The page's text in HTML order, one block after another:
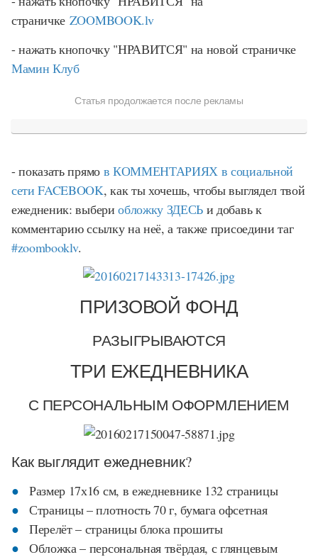
страничке ZOOMBOOK.lv
- нажать кнопочку "НРАВИТСЯ" на новой страничке
Мамин Клуб
Статья продолжается после рекламы
- показать прямо в КОММЕНТАРИЯХ в социальной
сети FACEBOOK, как ты хочешь, чтобы выглядел твой
ежедненик: выбериобложку ЗДЕСЬ и добавь к
комментарию ссылку на неё, а также присоедини таг
‪#‎zoombooklv‬.
ПРИЗОВОЙ ФОНД
РАЗЫГРЫВАЮТСЯ
ТРИ ЕЖЕДНЕВНИКА
С ПЕРСОНАЛЬНЫМ ОФОРМЛЕНИЕМ
Как выглядит ежедневник?
Размер 17х16 см, в ежедневнике 132 страницы
Страницы – плотность 70 г, бумага офсетная
Перелёт – страницы блока прошиты
Обложка – персональная твёрдая, с глянцевым